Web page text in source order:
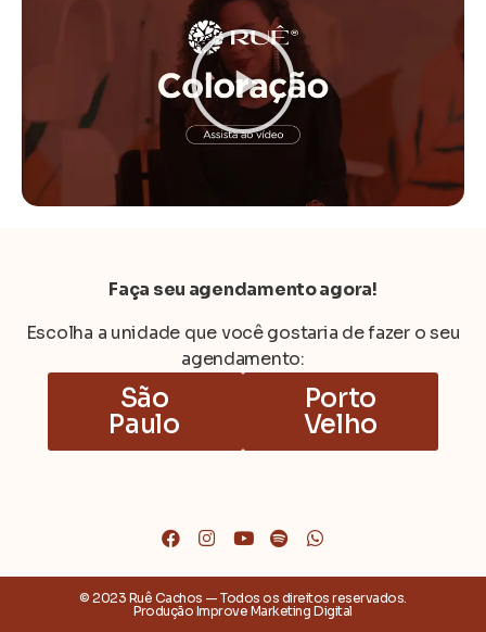
Faça seu agendamento agora!
Escolha a unidade que você gostaria de fazer o seu
agendamento:
São
Paulo
Porto
Velho
© 2023 Ruê Cachos — Todos os direitos reservados.
Produção Improve Marketing Digital